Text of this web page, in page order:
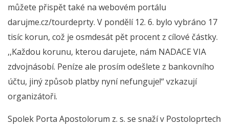
můžete přispět také na webovém portálu
darujme.cz/tourdeprty. V pondělí 12. 6. bylo vybráno 17
tisíc korun, což je osmdesát pět procent z cílové částky.
,,Každou korunu, kterou darujete, nám NADACE VIA
zdvojnásobí. Peníze ale prosím odešlete z bankovního
účtu, jiný způsob platby nyní nefunguje!“ vzkazují
organizátoři.
Spolek Porta Apostolorum z. s. se snaží v Postoloprtech